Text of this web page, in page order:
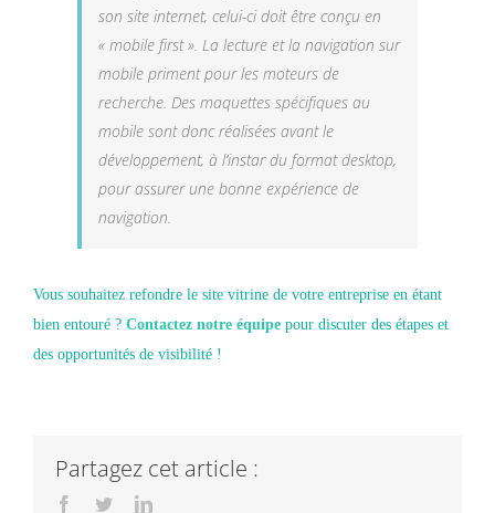
son site internet, celui-ci doit être conçu en
« mobile first ». La lecture et la navigation sur
mobile priment pour les moteurs de
recherche. Des maquettes spécifiques au
mobile sont donc réalisées avant le
développement, à l’instar du format desktop,
pour assurer une bonne expérience de
navigation.
Vous souhaitez refondre le site vitrine de votre entreprise en étant
bien entouré ? Contactez notre équipe pour discuter des étapes et
des opportunités de visibilité !
Partagez cet article :
Facebook
TwitterLinkedIn